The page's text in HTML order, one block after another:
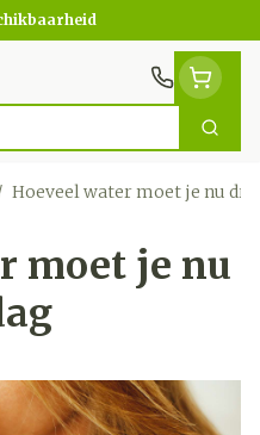
Zoek
Hoeveel water moet je nu
moet je nu